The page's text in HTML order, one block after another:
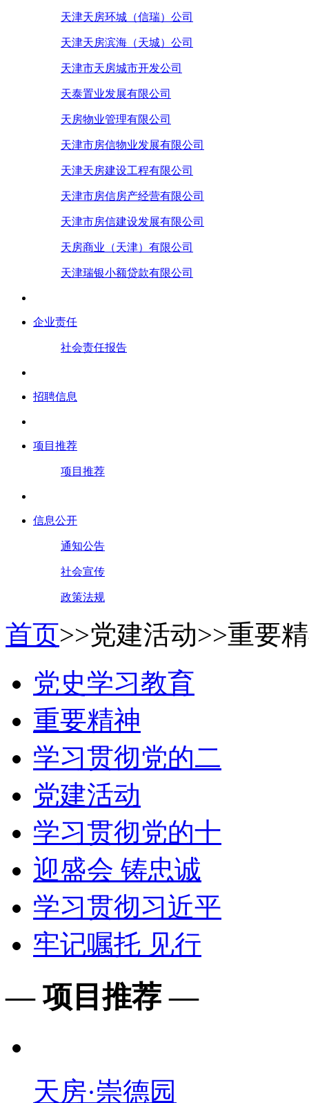
天津天房环城（信瑞）公司
天津天房滨海（天城）公司
天津市天房城市开发公司
天泰置业发展有限公司
天房物业管理有限公司
天津市房信物业发展有限公司
天津天房建设工程有限公司
天津市房信房产经营有限公司
天津市房信建设发展有限公司
天房商业（天津）有限公司
天津瑞银小额贷款有限公司
企业责任
社会责任报告
招聘信息
项目推荐
项目推荐
信息公开
通知公告
社会宣传
政策法规
首页>>党建活动>>重要
党史学习教育
重要精神
学习贯彻党的二
党建活动
学习贯彻党的十
迎盛会 铸忠诚
学习贯彻习近平
牢记嘱托 见行
— 项目推荐 —
天房·崇德园